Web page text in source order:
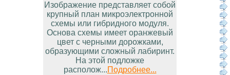
Изображение представляет собой
крупный план микроэлектронной
схемы или гибридного модуля.
Основа схемы имеет оранжевый
цвет с черными дорожками,
образующими сложный лабиринт.
На этой подложке
располож...Подробнее...